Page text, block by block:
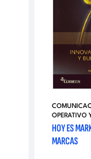
OPERATIVO
HOY ES
MARCAS